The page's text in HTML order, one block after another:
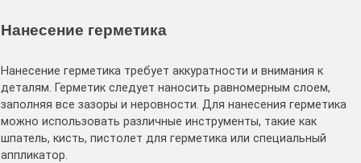
Нанесение герметика
Нанесение герметика требует аккуратности и внимания к
деталям․ Герметик следует наносить равномерным слоем,
заполняя все зазоры и неровности․ Для нанесения герметика
можно использовать различные инструменты, такие как
шпатель, кисть, пистолет для герметика или специальный
аппликатор․